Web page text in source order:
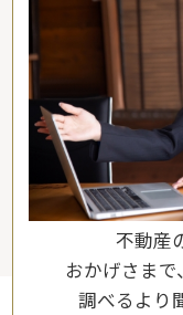
不動産
おかげさま
調べるより